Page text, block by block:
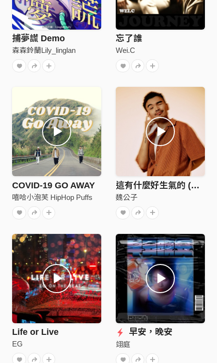
捕夢謊 Demo
森森鈴蘭Lily_linglan
忘了誰
Wei.C
COVID-19 GO AWAY
嘻哈小泡芙 HipHop Puffs
這有什麼好生氣的 (Demo)
魏公子
Life or Live
EG
早安，晚安
翊庭